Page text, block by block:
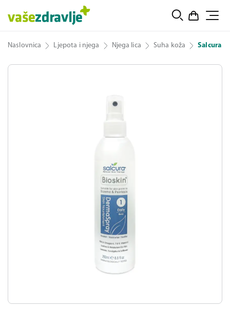
Naslovnica Ljepota i njega Njega lica Suha koža Salcura